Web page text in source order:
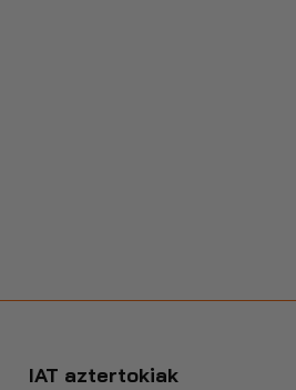
IAT aztertokiak